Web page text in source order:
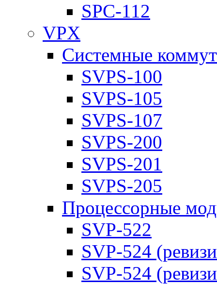
SPC-112
VPX
Системные
SVPS-100
SVPS-105
SVPS-107
SVPS-200
SVPS-201
SVPS-205
Процессорные
SVP-522
SVP-524
SVP-524